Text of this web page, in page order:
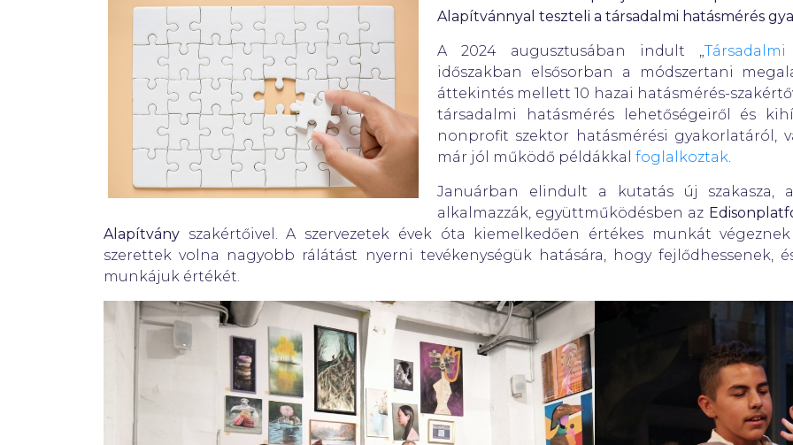
Alapítvánnyal teszteli a társadalmi hatásmérés
A 2024 augusztusában indult „
időszakban elsősorban a módszertani
áttekintés mellett 10 hazai hatásmérés-
társadalmi hatásmérés lehetőségeiről és
nonprofit szektor hatásmérési
már jól működő példákkal foglalkoztak.
Januárban elindult a kutatás új szakasza,
alkalmazzák, együttműködésben az
Alapítvány szakértőivel. A szervezetek évek óta kiemelkedően értékes munkát
szerettek volna nagyobb rálátást nyerni tevékenységük hatására, hogy fejlődhessenek,
munkájuk értékét.